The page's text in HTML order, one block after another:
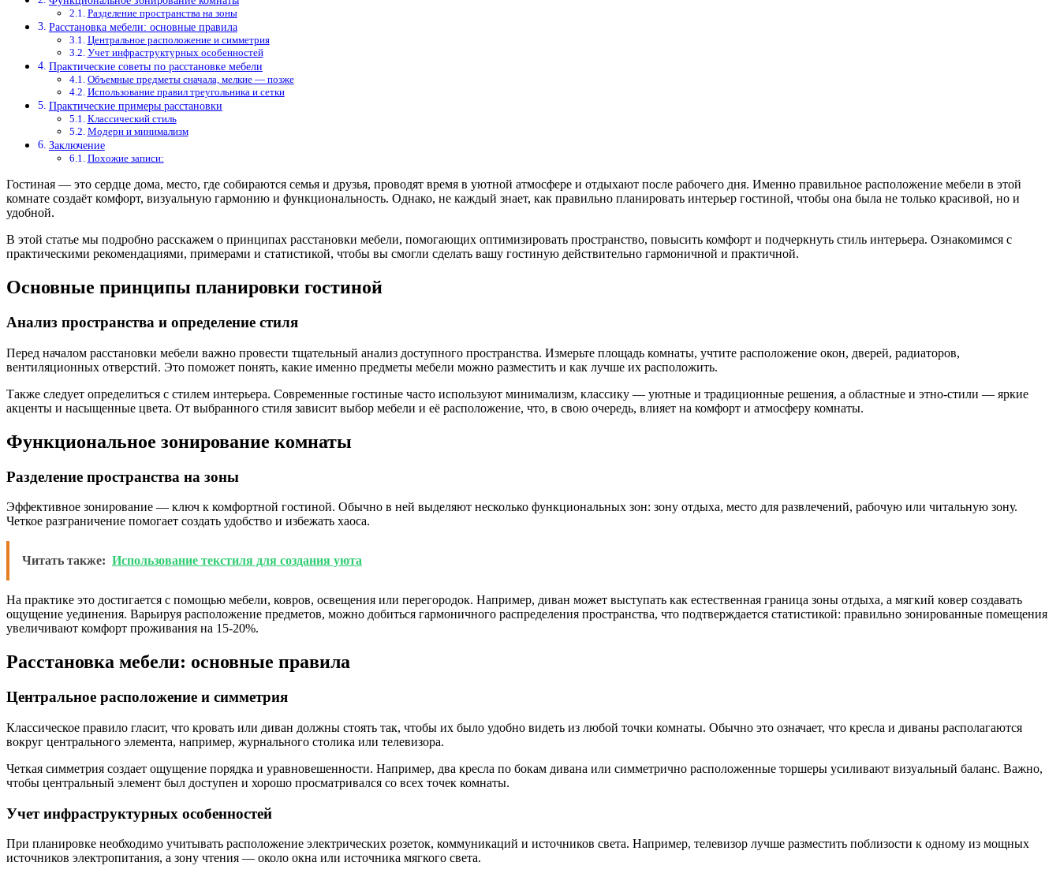
Разделение пространства на зоны
Расстановка мебели: основные правила
Центральное расположение и симметрия
Учет инфраструктурных особенностей
Практические советы по расстановке мебели
Объемные предметы сначала, мелкие — позже
Использование правил треугольника и сетки
Практические примеры расстановки
Классический стиль
Модерн и минимализм
Заключение
Похожие записи:
Гостиная — это сердце дома, место, где собираются семья и друзья, проводят время в уютной атмосфере и отдыхают после рабочего дня. Именно правильное расположение мебели в этой
комнате создаёт комфорт, визуальную гармонию и функциональность. Однако, не каждый знает, как правильно планировать интерьер гостиной, чтобы она была не только красивой, но и
удобной.
В этой статье мы подробно расскажем о принципах расстановки мебели, помогающих оптимизировать пространство, повысить комфорт и подчеркнуть стиль интерьера. Ознакомимся с
практическими рекомендациями, примерами и статистикой, чтобы вы смогли сделать вашу гостиную действительно гармоничной и практичной.
Основные принципы планировки гостиной
Анализ пространства и определение стиля
Перед началом расстановки мебели важно провести тщательный анализ доступного пространства. Измерьте площадь комнаты, учтите расположение окон, дверей, радиаторов,
вентиляционных отверстий. Это поможет понять, какие именно предметы мебели можно разместить и как лучше их расположить.
Также следует определиться с стилем интерьера. Современные гостиные часто используют минимализм, классику — уютные и традиционные решения, а областные и этно-стили — яркие
акценты и насыщенные цвета. От выбранного стиля зависит выбор мебели и её расположение, что, в свою очередь, влияет на комфорт и атмосферу комнаты.
Функциональное зонирование комнаты
Разделение пространства на зоны
Эффективное зонирование — ключ к комфортной гостиной. Обычно в ней выделяют несколько функциональных зон: зону отдыха, место для развлечений, рабочую или читальную зону.
Четкое разграничение помогает создать удобство и избежать хаоса.
Читать также: Использование текстиля для создания уюта
На практике это достигается с помощью мебели, ковров, освещения или перегородок. Например, диван может выступать как естественная граница зоны отдыха, а мягкий ковер создавать
ощущение уединения. Варьируя расположение предметов, можно добиться гармоничного распределения пространства, что подтверждается статистикой: правильно зонированные помещения
увеличивают комфорт проживания на 15-20%.
Расстановка мебели: основные правила
Центральное расположение и симметрия
Классическое правило гласит, что кровать или диван должны стоять так, чтобы их было удобно видеть из любой точки комнаты. Обычно это означает, что кресла и диваны располагаются
вокруг центрального элемента, например, журнального столика или телевизора.
Четкая симметрия создает ощущение порядка и уравновешенности. Например, два кресла по бокам дивана или симметрично расположенные торшеры усиливают визуальный баланс. Важно,
чтобы центральный элемент был доступен и хорошо просматривался со всех точек комнаты.
Учет инфраструктурных особенностей
При планировке необходимо учитывать расположение электрических розеток, коммуникаций и источников света. Например, телевизор лучше разместить поблизости к одному из мощных
источников электропитания, а зону чтения — около окна или источника мягкого света.